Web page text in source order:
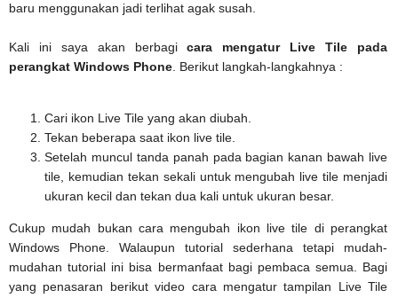
baru menggunakan jadi terlihat agak susah.
Kali ini saya akan berbagicara mengatur Live Tile pada
perangkat Windows Phone . Berikut langkah-langkahnya :
Cari ikon Live Tile yang akan diubah.
Tekan beberapa saat ikon live tile.
Setelah muncul tanda panah pada bagian kanan bawah live
tile, kemudian tekan sekali untuk mengubah live tile menjadi
ukuran kecil dan tekan dua kali untuk ukuran besar.
Cukup mudah bukan cara mengubah ikon live tile di perangkat
Windows Phone. Walaupun tutorial sederhana tetapi mudah-
mudahan tutorial ini bisa bermanfaat bagi pembaca semua. Bagi
yang penasaran berikut video cara mengatur tampilan Live Tile